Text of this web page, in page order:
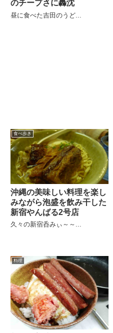
のチープさに轟沈
昼に食べた吉田のうど...
食べ歩き
沖縄の美味しい料理を楽し
みながら泡盛を飲み干した
新宿やんばる2号店
久々の新宿呑みぃ～～...
料理